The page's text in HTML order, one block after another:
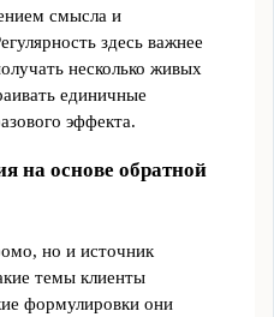
смысла и
здесь важнее
несколько живых
единичные
эффекта.
на основе обратной
но и источник
темы клиенты
формулировки они